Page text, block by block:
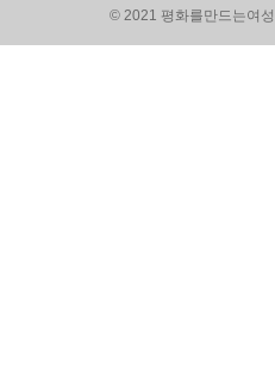
© 2021 평화를만드는여